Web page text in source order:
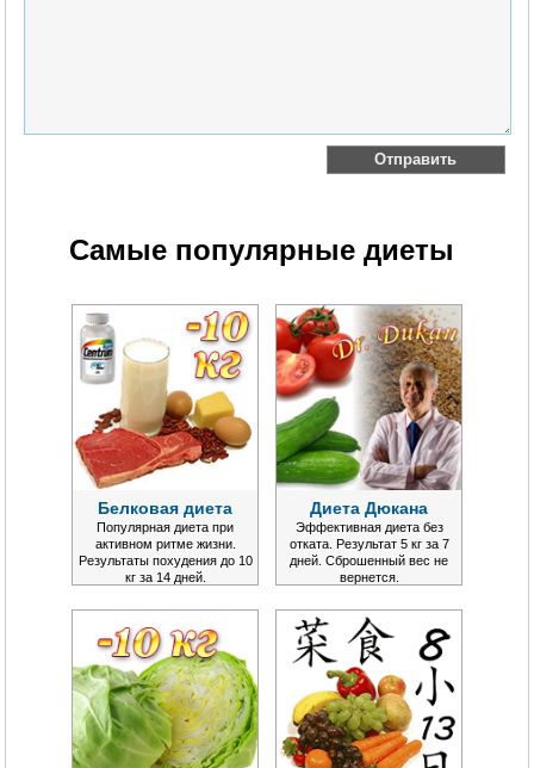
Самые популярные диеты
Белковая диета
Популярная диета при
активном ритме жизни.
Результаты похудения до 10
кг за 14 дней.
Диета Дюкана
Эффективная диета без
отката. Результат 5 кг за 7
дней. Сброшенный вес не
вернется.